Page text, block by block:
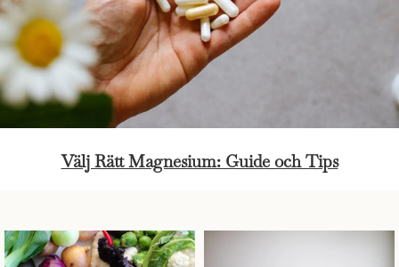
Välj Rätt Magnesium: Guide och Tips